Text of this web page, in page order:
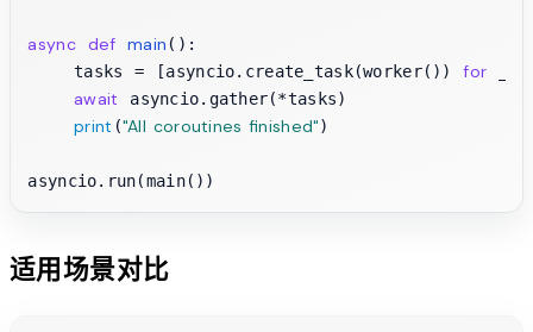
async def main ():
    tasks = [asyncio.create_task(worker())
for
await asyncio.gather(*tasks)
print ("All coroutines finished")
适用场景对比